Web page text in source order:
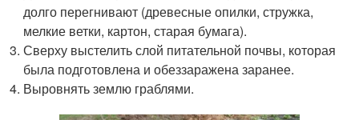
долго перегнивают (древесные опилки, стружка,
мелкие ветки, картон, старая бумага).
Сверху выстелить слой питательной почвы, которая
была подготовлена и обеззаражена заранее.
Выровнять землю граблями.